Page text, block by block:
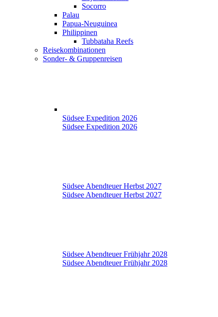
Socorro
Palau
Papua-Neuguinea
Philippinen
Tubbataha Reefs
Reisekombinationen
Sonder- & Gruppenreisen
Südsee Expedition 2026
Südsee Expedition 2026
Südsee Abendteuer Herbst 2027
Südsee Abendteuer Herbst 2027
Südsee Abendteuer Frühjahr 2028
Südsee Abendteuer Frühjahr 2028